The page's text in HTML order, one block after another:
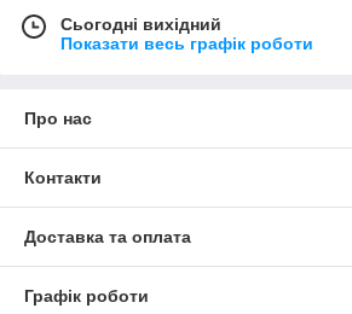
Сьогодні вихідний
Показати весь графік роботи
Про нас
Контакти
Доставка та оплата
Графік роботи